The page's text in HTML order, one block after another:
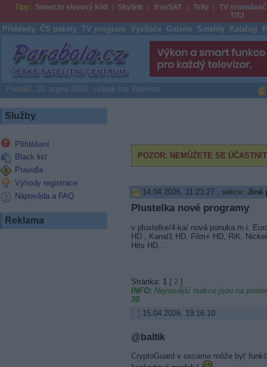
Tipy: Sweet.tv slevový kód Skylink freeSAT Telly
TV srovnávač
T/T2
Přehledy ČS pakety TV program Vysílače Galerie Satelity Katalog
Parabola.cz
Pondělí, 10. srpna 2026, svátek má Vavřinec
Služby
Přihlášení
Black list
Pravidla
Výhody registrace
Nápověda a FAQ
Reklama
14.04.2026, 11:23.27 , sekce: Jiné
Plustelka nové programy
v plustelke/4-ka/ nová ponuka m.i.
HD , Kanal1 HD, Film+ HD, RiK,
Hits HD...
Stránka: 1 [ 2]
INFO:Nejnovější reakce jsou na
30
15.04.2026, 19:16.10
@baltik
CryptoGuard v oscame môže byť